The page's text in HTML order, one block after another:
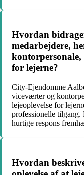
Hvordan
medarbejdere,
kontorpersonale,
for lejerne?
City-Ejendomme
viceværter og
lejeoplevelse for
professionelle
hurtige respons
Hvordan